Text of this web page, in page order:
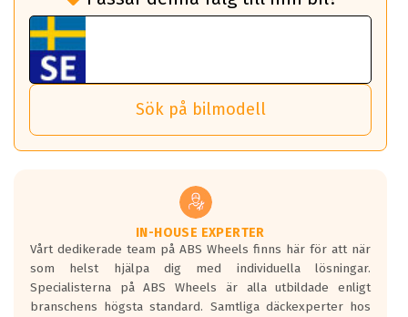
Vi använder detta system i flertalet av våra fälgar.
ABS 360 gör det möjligt för dig att ta med fälgarna till din
nästa bil.
Det sparar dig tid och pengar.
*PCD står för pitch circle diameter / Bultmönster.
fall det behövs.
Tillbehören är av högsta kvalitet och är kompatibla med
ABS Wheels fälgar.
Viktigt att Bult respektive mutter är av storlek (17mm hylsa
Genom att du anger ditt registreringsnummer kan vi matcha
och garantera att tillbehören passar till 100%
vid åtdragning av hjulbultarna.
fordon. Detta sker automatiskt och är inget du som förare
behöver tänka på.
Sensorn sitter inne i hjulet och skickar signaler om lufttryck
och temperatur till din instrumentpanel.
TPMS gör det enkelt att ha koll på att dina däck håller rätt
tryck. Skulle du tappa tryck i något däck varnar TPMS dig
om detta.
helt kort att du som förare alltid ska ha koll på lufttrycket i
Samtliga ABS Wheels fälgar är kompatibla med TPMS
sensorer.
Sök på bilmodell
IN-HOUSE EXPERTER
Vårt dedikerade team på ABS Wheels finns här för att när
som helst hjälpa dig med individuella lösningar.
Specialisterna på ABS Wheels är alla utbildade enligt
branschens högsta standard. Samtliga däckexperter hos